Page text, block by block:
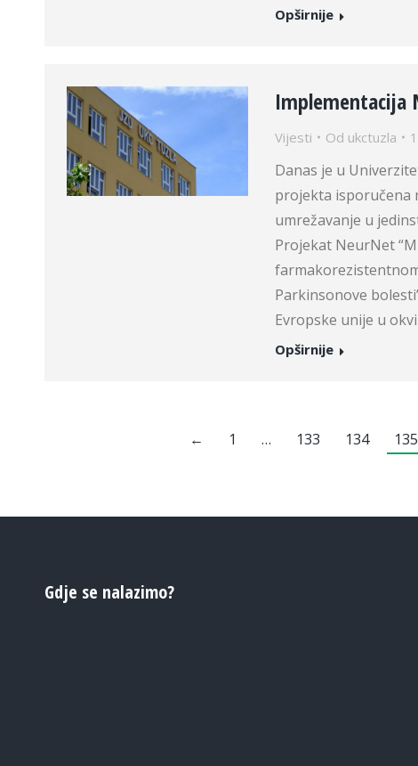
Opširnije
Implementacija
Vijesti Od ukctuzla
Danas je u
projekta isporučena
umrežavanje u
Projekat NeurNet
Parkinsonove
Evropske unije u
Opširnije
← 1 … 133 134 135
Gdje se nalazimo?